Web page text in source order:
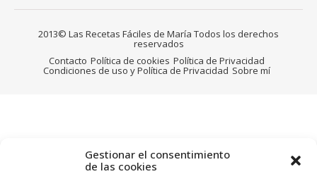
Gestionar el consentimiento
de las cookies
2013© Las Recetas Fáciles de María Todos los derechos
reservados
Contacto Política de cookies Política de Privacidad
Condiciones de uso y Política de Privacidad Sobre mí